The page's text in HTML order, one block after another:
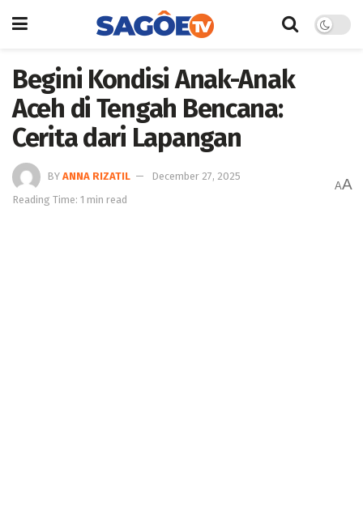
Begini Kondisi Anak-Anak
Aceh di Tengah Bencana:
Cerita dari Lapangan
BY ANNA RIZATIL
December 27, 2025
Reading Time: 1 min read
AA